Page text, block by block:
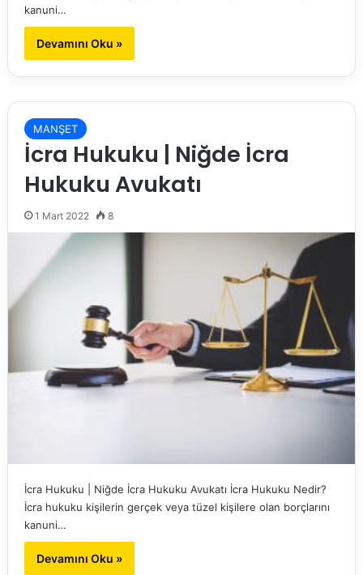
kanuni…
Devamını Oku »
MANŞET
İcra Hukuku | Niğde İcra
Hukuku Avukatı
1 Mart 2022 8
İcra Hukuku | Niğde İcra Hukuku Avukatı İcra Hukuku Nedir?
İcra hukuku kişilerin gerçek veya tüzel kişilere olan borçlarını
kanuni…
Devamını Oku »